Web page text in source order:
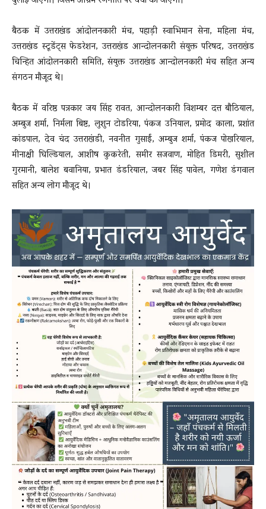
बैठक में उत्तराखंड आंदोलनकारी मंच, पहाड़ी स्वाभिमान सेना, महिला मंच,
उत्तराखंड स्टूडेंट्स फेडरेशन, उत्तराखंड आन्दोलनकारी संयुक्त परिषद, उत्तराखंड
चिन्हित आंदोलनकारी समिति, संयुक्त उत्तराखंड आन्दोलनकारी मंच सहित अन्य
संगठन मौजूद थे।
बैठक में वरिष्ठ पत्रकार जय सिंह रावत, आन्दोलनकारी विशम्बर दत्त बौठियाल,
अम्बुज शर्मा, निर्मला बिष्ट, लुशुन टोडरिया, पंकज उनियाल, प्रमोद काला, प्रशांत
कांडपाल, देव चंद उत्तराखंडी, नवनीत गुसाईं, अम्बुज शर्मा, पंकज पोखरियाल,
मीनाक्षी घिल्डियाल, आशीष कुकरेती, समीर सजवाण, मोहित डिमरी, सुशील
गुरमानी, बालेश बवानिया, प्रभात डंडरियाल, जबर सिंह पावेल, गणेश डंगवाल
सहित अन्य लोग मौजूद थे।